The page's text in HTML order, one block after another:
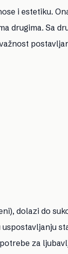
i estetiku.
drugima. Sa
dolazi do
za